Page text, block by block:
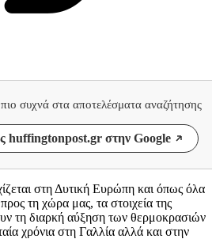
συχνά στα αποτελέσματα αναζήτησης
huffingtonpost.gr στην Google
στη Δυτική Ευρώπη και όπως όλα
τη χώρα μας, τα στοιχεία της
τη διαρκή αύξηση των θερμοκρασιών
χρόνια στη Γαλλία αλλά και στην